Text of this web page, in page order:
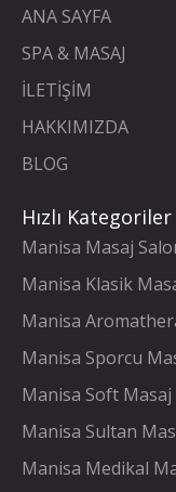
ANA SAYFA
SPA & MASAJ
İLETİŞİM
HAKKIMIZDA
BLOG
Hızlı Kategoriler
Manisa Masaj
Manisa Klasik
Manisa
Manisa Sporcu
Manisa Soft Masaj
Manisa Sultan
Manisa Medikal